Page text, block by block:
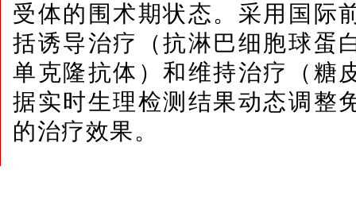
受体的围术期状态。采用国际
括诱导治疗（抗淋巴细胞球蛋
单克隆抗体）和维持治疗（糖
据实时生理检测结果动态调整
的治疗效果。